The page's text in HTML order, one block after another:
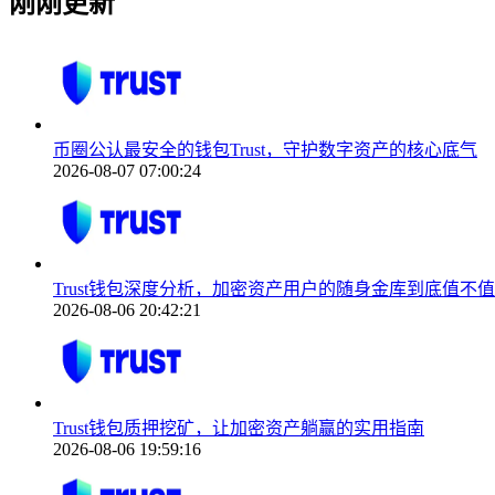
币圈公认最安全的钱包Trust，守护数字资产的核心底气
2026-08-07 07:00:24
Trust钱包深度分析，加密资产用户的随身金库到底值不
2026-08-06 20:42:21
Trust钱包质押挖矿，让加密资产躺赢的实用指南
2026-08-06 19:59:16